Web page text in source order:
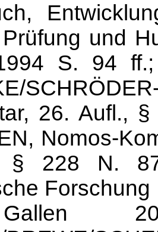
und
S. 94
26. Aufl.,
Nomos-
228 N. 87;